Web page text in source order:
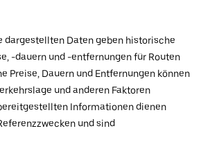
dargestellten Daten geben historische
-dauern und -entfernungen für Routen
Preise, Dauern und Entfernungen können
und anderen Faktoren
Informationen dienen
und sind